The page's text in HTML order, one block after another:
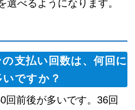
選べるようになります。
支払い回数は、何回に
ですか？
回前後が多いです。36回